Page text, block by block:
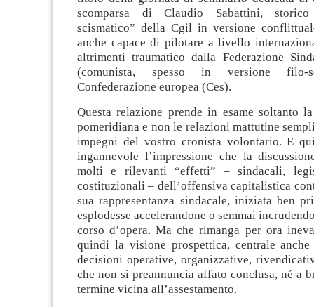
scomparsa di Claudio Sabattini,
scismatico” della Cgil in versione
anche capace di pilotare a livello
altrimenti traumatico dalla Federazione
(comunista, spesso in versione filo-
Confederazione europea (Ces).
Questa relazione prende in esame soltanto
pomeridiana e non le relazioni mattutine
impegni del vostro cronista volontario. E
ingannevole l’impressione che la
molti e rilevanti “effetti” – sindacali,
costituzionali – dell’offensiva capitalistica
sua rappresentanza sindacale, iniziata ben
esplodesse accelerandone o semmai
corso d’opera. Ma che rimanga per ora
quindi la visione prospettica, centrale
decisioni operative, organizzative,
che non si preannuncia affato conclusa, né a
termine vicina all’assestamento.